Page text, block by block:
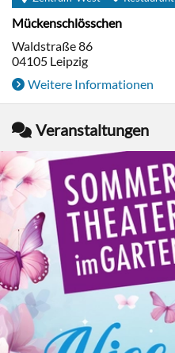
Mückenschlösschen
Waldstraße 86
04105 Leipzig
Weitere Informationen
Veranstaltungen